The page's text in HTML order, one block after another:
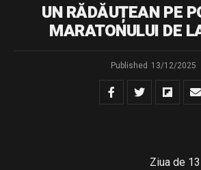
UN RĂDĂUȚEAN PE
MARATONULUI DE
Published 13/12/2025
Ziua de